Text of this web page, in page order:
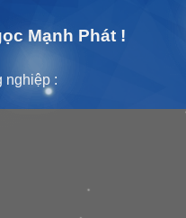
Mạnh Phát !
nghiệp :